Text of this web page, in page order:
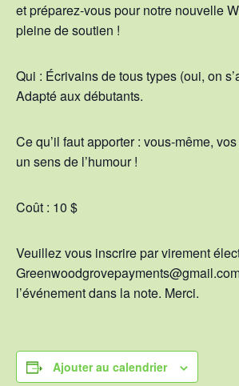
et préparez-vous pour notre nouvelle
pleine de soutien !
Qui : Écrivains de tous types (oui, on
Adapté aux débutants.
Ce qu’il faut apporter : vous-même,
un sens de l’humour !
Coût : 10 $
Veuillez vous inscrire par virement
l’événement dans la note. Merci.
Ajouter au calendrier